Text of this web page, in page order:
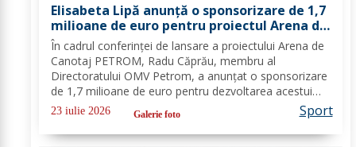
Elisabeta Lipă anunță o sponsorizare de 1,7
milioane de euro pentru proiectul Arena de
Canotaj PETROM
În cadrul conferinței de lansare a proiectului Arena de
Canotaj PETROM, Radu Căprău, membru al
Directoratului OMV Petrom, a anunțat o sponsorizare
de 1,7 milioane de euro pentru dezvoltarea acestui
proiect de mare însemnătate pentru canotajul și
sportul românesc. Investiția completează...
23 iulie 2026 Galerie foto Sport